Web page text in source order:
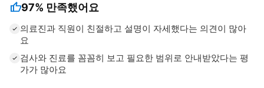
thumb_up97% 만족했어요
의료진과 직원이 친절하고 설명이 자세했다는 의견이 많아
요
검사와 진료를 꼼꼼히 보고 필요한 범위로 안내받았다는 평
가가 많아요